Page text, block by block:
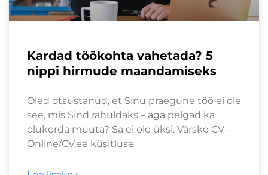
Kardad töökohta vahetada? 5
nippi hirmude maandamiseks
Oled otsustanud, et Sinu praegune töö ei ole
see, mis Sind rahuldaks – aga pelgad ka
olukorda muuta? Sa ei ole üksi. Värske CV-
Online/CV.ee küsitluse